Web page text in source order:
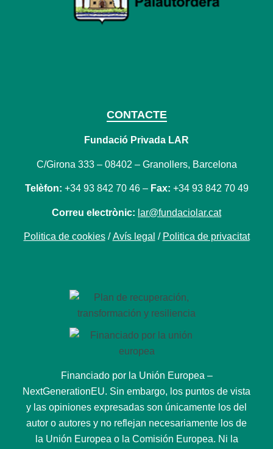
CONTACTE
Fundació Privada LAR
C/Girona 333 – 08402 – Granollers, Barcelona
Telèfon: +34 93 842 70 46 – Fax: +34 93 842 70 49
Correu electrònic: lar@fundaciolar.cat
Politica de cookies/Avís legal / Politica de privacitat
Financiado por la Unión Europea –
NextGenerationEU. Sin embargo, los puntos de vista
y las opiniones expresadas son únicamente los del
autor o autores y no reflejan necesariamente los de
la Unión Europea o la Comisión Europea. Ni la